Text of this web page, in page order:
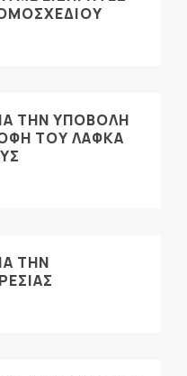
ΤΗΝ ΥΠΟΒΟΛΗ
ΤΟΥ ΛΑΦΚΑ
ΤΗΝ